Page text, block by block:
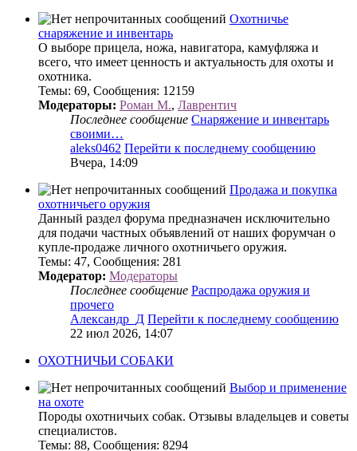
Охотничье
снаряжение и инвентарь
О выборе прицела, ножа, навигатора, камуфляжа и
всего, что имеет ценность и актуальность для охоты и
охотника.
Темы: 69, Сообщения: 12159
Модераторы: Роман М., Лаврентич
Последнее сообщение Снаряжение и инвентарь
своими…
aleks0462 Перейти к последнему сообщению
Вчера, 14:09
Продажа и покупка
охотничьего оружия
Данный раздел форума предназначен исключительно
для подачи частных объявлений от наших форумчан о
купле-продаже личного охотничьего оружия.
Темы: 47, Сообщения: 281
Модератор: Модераторы
Последнее сообщение Распродажа оружия и
прочего
Александр_Д Перейти к последнему сообщению
22 июл 2026, 14:07
ОХОТНИЧЬИ СОБАКИ
Выбор и применение
на охоте
Породы охотничьих собак. Отзывы владельцев и советы
специалистов.
Темы: 88, Сообщения: 8294